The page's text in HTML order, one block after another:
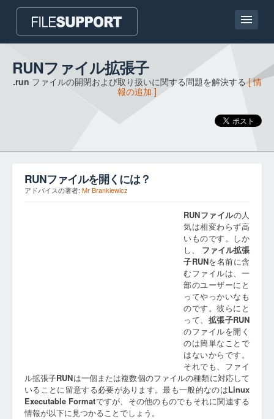
ホームページ
連絡
RUNファイル拡張子
.run ファイルの開閉および取り扱いに関する問題を解決する[ 情
報の追加 ]
RUNファイルを開くには？
アドバイスの著者: Mr Brankiewicz
RUNファイルの人
気は相変わらず高
いものです。しか
し、 ファイル拡張
子RUNを名前に含
むファイルは、一
部のユーザーにと
ってやっかいなも
のです。彼らにと
って、 拡張子RUN
のファイルを開く
のは簡単なことで
はないからです。
それでも、ファイ
ル拡張子RUNは一個または複数個のファイルの種類に対応して
いることに留意する必要があります。最も一般的なのはLinux
Executable Formatですが、その他のものでもそれに関連する
情報が以下に見つかることでしょう。